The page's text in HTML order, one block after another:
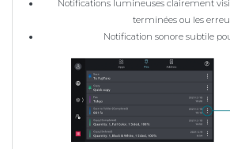
Notifications lumineuses clairement
terminées ou les
Notification sonore subtile